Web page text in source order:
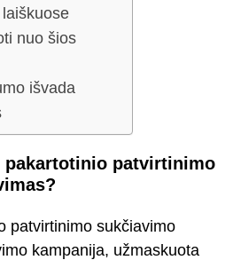
nuo šios
išvada
pakartotinio patvirtinimo
patvirtinimo sukčiavimo
kampanija, užmaskuota